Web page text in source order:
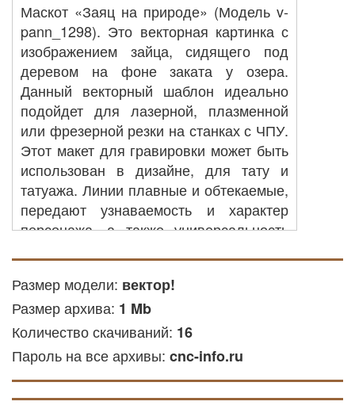
Маскот «Заяц на природе» (Модель v-
pann_1298). Это векторная картинка с
изображением зайца, сидящего под
деревом на фоне заката у озера.
Данный векторный шаблон идеально
подойдет для лазерной, плазменной
или фрезерной резки на станках с ЧПУ.
Этот макет для гравировки может быть
использован в дизайне, для тату и
татуажа. Линии плавные и обтекаемые,
передают узнаваемость и характер
персонажа, а также универсальность
Резка на станке с ЧПУ: вы можете
применить его для обработки
деталей из металла, акриловых
или других материалов на
оборудовании с ЧПУ.
Лазерная резка ЧПУ: файл
Размер модели: вектор!
Размер архива: 1 Mb
Количество скачиваний: 16
Пароль на все архивы: cnc-info.ru